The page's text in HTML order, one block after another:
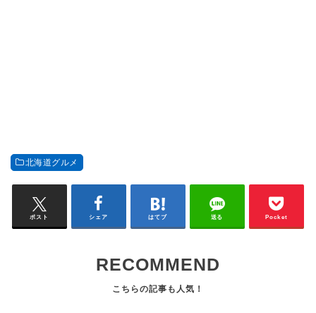
北海道グルメ
ポスト シェア はてブ 送る Pocket
RECOMMEND